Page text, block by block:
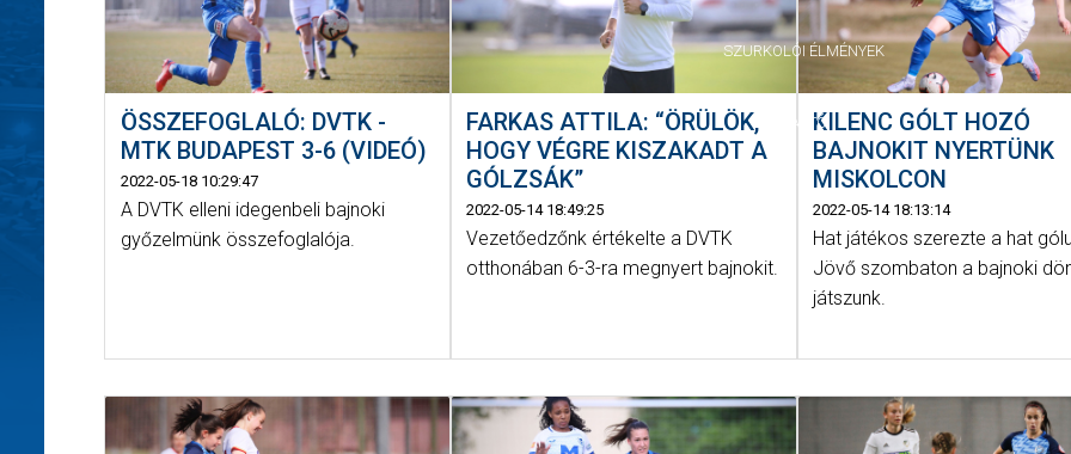
SZURKOLÓI ÉLMÉNYEK
SAJTÓ
ÖSSZEFOGLALÓ: DVTK -
MTK BUDAPEST 3-6 (VIDEÓ)
2022-05-18 10:29:47
A DVTK elleni idegenbeli bajnoki
győzelmünk összefoglalója.
FARKAS ATTILA: “ÖRÜLÖK,
HOGY VÉGRE KISZAKADT A
GÓLZSÁK”
2022-05-14 18:49:25
Vezetőedzőnk értékelte a DVTK
otthonában 6-3-ra megnyert bajnokit.
KILENC GÓLT HOZÓ
BAJNOKIT NYERTÜNK
MISKOLCON
2022-05-14 18:13:14
Hat játékos szerezte a hat
Jövő szombaton a bajnoki
játszunk.